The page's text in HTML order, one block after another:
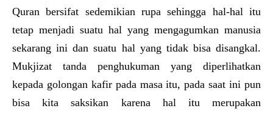
Quran bersifat sedemikian rupa sehingga hal-hal itu
tetap menjadi suatu hal yang mengagumkan manusia
sekarang ini dan suatu hal yang tidak bisa disangkal.
Mukjizat tanda penghukuman yang diperlihatkan
kepada golongan kafir pada masa itu, pada saat ini pun
bisa kita saksikan karena hal itu merupakan